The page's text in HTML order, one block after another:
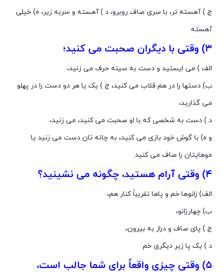
ج ) آهسته تر، با سرى صاف روبرو، د ) آهسته و سربه زیر، ه) خیلى
آهسته
۳) وقتى با دیگران صحبت مى کنید؛
الف ) مى ایستید و دست به سینه حرف مى زنید،
ب) دستها را در هم قلاب مى کنید، ج ) یک یا هر دو دست را در پهلو
مى گذارید،
د ) دست به شخصى که با او صحبت مى کنید، مى زنید،
و ه) با گوش خود بازى مى کنید، به چانه تان دست مى زنید یا
موهایتان را صاف مى کنید
۴) وقتى آرام هستید، چگونه مى نشینید؟
الف) زانوها خم و پاها تقریباً کنار هم،
ب) چهارزانو،
ج ) پاى صاف و دراز به بیرون،
د ) یک پا زیر دیگرى خم
۵) وقتى چیزى واقعاً براى شما جالب است،